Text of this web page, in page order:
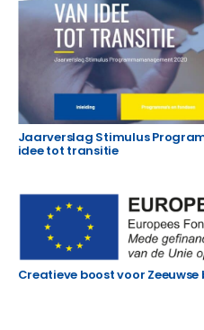
Jaarverslag Stimulus
idee tot transitie
Creatieve boost voor